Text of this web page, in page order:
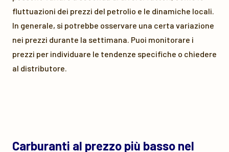
fluttuazioni dei prezzi del petrolio e le dinamiche locali.
In generale, si potrebbe osservare una certa variazione
nei prezzi durante la settimana. Puoi monitorare i
prezzi per individuare le tendenze specifiche o chiedere
al distributore.
Carburanti al prezzo più basso nel